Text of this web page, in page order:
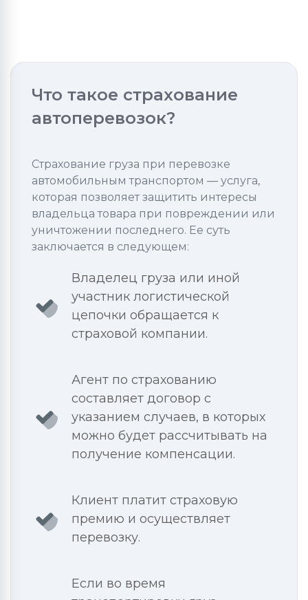
Что такое страхование
автоперевозок?
Страхование груза при перевозке
автомобильным транспортом — услуга,
которая позволяет защитить интересы
владельца товара при повреждении или
уничтожении последнего. Ее суть
заключается в следующем:
Владелец груза или иной
участник логистической
цепочки обращается к
страховой компании.
Агент по страхованию
составляет договор с
указанием случаев, в которых
можно будет рассчитывать на
получение компенсации.
Клиент платит страховую
премию и осуществляет
перевозку.
Если во время